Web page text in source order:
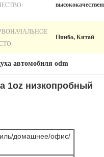
Нинбо, Китай
автомобиля odm
1oz низкопробный
домашнее/офис/